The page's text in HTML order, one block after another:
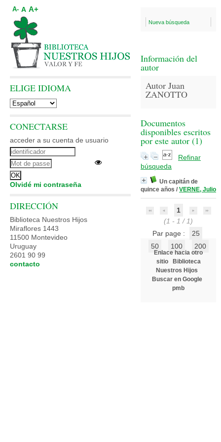
Nueva búsqueda
Información del
autor
Autor Juan
ZANOTTO
Documentos
disponibles escritos
por este autor (1)
Refinar
búsqueda
Un capitán de
quince años / VERNE, Julio
1
(1 - 1 / 1)
Par page :
25
50
100 200
Enlace hacia otro
sitio
Biblioteca
Nuestros Hijos
Buscar en Google
pmb
A- A A+
ELIGE IDIOMA
CONECTARSE
acceder a su cuenta de usuario
Olvidé mi contraseña
DIRECCIÓN
Biblioteca Nuestros Hijos
Miraflores 1443
11500 Montevideo
Uruguay
2601 90 99
contacto